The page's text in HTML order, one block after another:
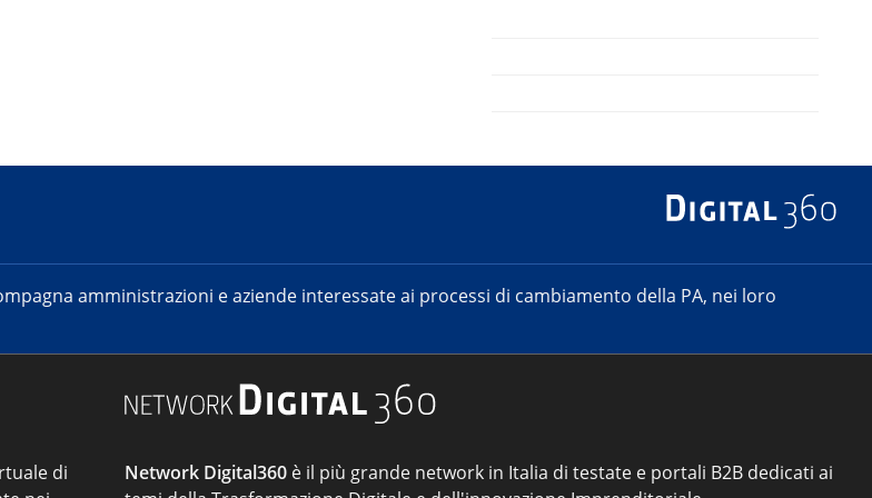
amministrazioni e aziende interessate ai processi di cambiamento della PA, nei loro
di
Network Digital360 è il più grande network in Italia di testate e portali B2B dedicati ai